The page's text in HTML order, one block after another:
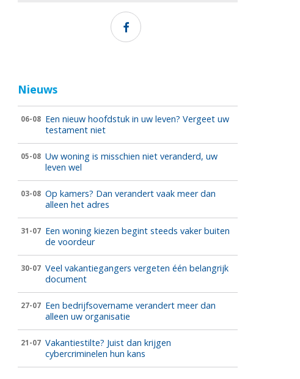
Nieuws
06-08 Een nieuw hoofdstuk in uw leven? Vergeet uw
testament niet
05-08 Uw woning is misschien niet veranderd, uw
leven wel
03-08 Op kamers? Dan verandert vaak meer dan
alleen het adres
31-07 Een woning kiezen begint steeds vaker buiten
de voordeur
30-07 Veel vakantiegangers vergeten één belangrijk
document
27-07 Een bedrijfsovername verandert meer dan
alleen uw organisatie
21-07 Vakantiestilte? Juist dan krijgen
cybercriminelen hun kans